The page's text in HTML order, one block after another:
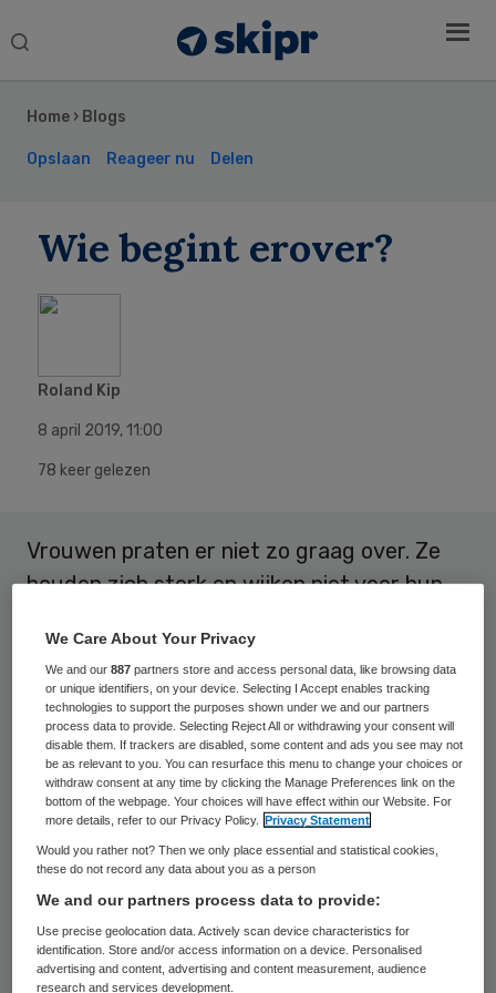
Search
Home › Blogs
Opslaan Reageer nu Delen
Wie begint erover?
Roland Kip
8 april 2019, 11:00
78 keer gelezen
Vrouwen praten er niet zo graag over. Ze
houden zich sterk en wijken niet voor hun
onderwerp dan maar aansnijden: de
overgang.
Een beetje schroom voel ik wel. Welke man
mag hier iets van vinden? Maar ja, dat is
nou precies een deel van het probleem. Te
weinig mannen denken hierover na. Dus ook
de mannelijke leidinggevenden in de zorg
niet. Laat staan dat ze dit onderwerp
bespreekbaar maken. Geheel onterecht…
Sidebar
We Care About Your Privacy
We and our887 partners store and access personal data, like browsing data
or unique identifiers, on your device. Selecting I Accept enables tracking
technologies to support the purposes shown under we and our partners
process data to provide. Selecting Reject All or withdrawing your consent will
disable them. If trackers are disabled, some content and ads you see may not
be as relevant to you. You can resurface this menu to change your choices or
withdraw consent at any time by clicking the Manage Preferences link on the
bottom of the webpage. Your choices will have effect within our Website. For
more details, refer to our Privacy Policy.
Privacy Statement
Would you rather not? Then we only place essential and statistical cookies,
these do not record any data about you as a person
We and our partners process data to provide:
Use precise geolocation data. Actively scan device characteristics for
identification. Store and/or access information on a device. Personalised
advertising and content, advertising and content measurement, audience
research and services development.